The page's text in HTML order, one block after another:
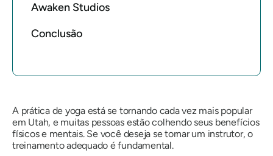
Awaken Studios
Conclusão
A prática de yoga está se tornando cada vez mais popular
em Utah, e muitas pessoas estão colhendo seus benefícios
físicos e mentais. Se você deseja se tornar um instrutor, o
treinamento adequado é fundamental.